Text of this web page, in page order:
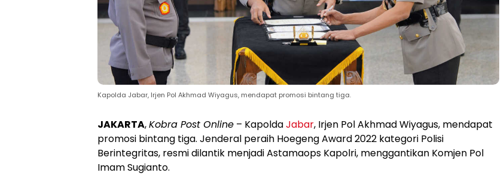
Kapolda Jabar, Irjen Pol Akhmad Wiyagus, mendapat promosi bintang tiga.
JAKARTA,Kobra Post Online – KapoldaJabar, Irjen Pol Akhmad Wiyagus, mendapat
promosi bintang tiga. Jenderal peraih Hoegeng Award 2022 kategori Polisi
Berintegritas, resmi dilantik menjadi Astamaops Kapolri, menggantikan Komjen Pol
Imam Sugianto.